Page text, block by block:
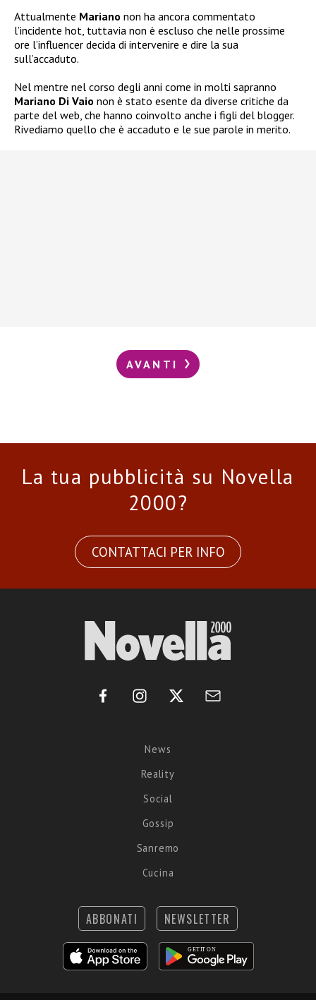
Attualmente Mariano non ha ancora commentato
l’incidente hot, tuttavia non è escluso che nelle prossime
ore l’influencer decida di intervenire e dire la sua
sull’accaduto.
Nel mentre nel corso degli anni come in molti sapranno
Mariano Di Vaio non è stato esente da diverse critiche da
parte del web, che hanno coinvolto anche i figli del blogger.
Rivediamo quello che è accaduto e le sue parole in merito.
AVANTI
La tua pubblicità su Novella
2000?
CONTATTACI PER INFO
News
Reality
Social
Gossip
Sanremo
Cucina
ABBONATI NEWSLETTER